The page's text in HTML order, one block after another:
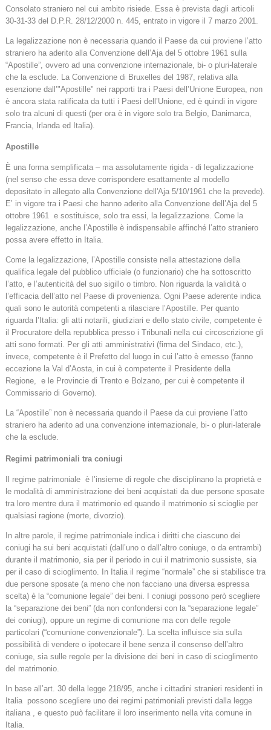
Consolato straniero nel cui ambito risiede. Essa è prevista dagli articoli
30-31-33 del D.P.R. 28/12/2000 n. 445, entrato in vigore il 7 marzo 2001.
La legalizzazione non è necessaria quando il Paese da cui proviene l’atto
straniero ha aderito alla Convenzione dell’Aja del 5 ottobre 1961 sulla
“Apostille”, ovvero ad una convenzione internazionale, bi- o pluri-laterale
che la esclude. La Convenzione di Bruxelles del 1987, relativa alla
esenzione dall’"Apostille" nei rapporti tra i Paesi dell’Unione Europea, non
è ancora stata ratificata da tutti i Paesi dell’Unione, ed è quindi in vigore
solo tra alcuni di questi (per ora è in vigore solo tra Belgio, Danimarca,
Francia, Irlanda ed Italia).
Apostille
È una forma semplificata – ma assolutamente rigida - di legalizzazione
(nel senso che essa deve corrispondere esattamente al modello
depositato in allegato alla Convenzione dell'Aja 5/10/1961 che la prevede).
E’ in vigore tra i Paesi che hanno aderito alla Convenzione dell’Aja del 5
ottobre 1961 e sostituisce, solo tra essi, la legalizzazione. Come la
legalizzazione, anche l’Apostille è indispensabile affinché l’atto straniero
possa avere effetto in Italia.
Come la legalizzazione, l’Apostille consiste nella attestazione della
qualifica legale del pubblico ufficiale (o funzionario) che ha sottoscritto
l’atto, e l’autenticità del suo sigillo o timbro. Non riguarda la validità o
l’efficacia dell’atto nel Paese di provenienza. Ogni Paese aderente indica
quali sono le autorità competenti a rilasciare l’Apostille. Per quanto
riguarda l’Italia: gli atti notarili, giudiziari e dello stato civile, competente è
il Procuratore della repubblica presso i Tribunali nella cui circoscrizione gli
atti sono formati. Per gli atti amministrativi (firma del Sindaco, etc.),
invece, competente è il Prefetto del luogo in cui l’atto è emesso (fanno
eccezione la Val d’Aosta, in cui è competente il Presidente della
Regione, e le Provincie di Trento e Bolzano, per cui è competente il
Commissario di Governo).
La “Apostille” non è necessaria quando il Paese da cui proviene l’atto
straniero ha aderito ad una convenzione internazionale, bi- o pluri-laterale
che la esclude.
Regimi patrimoniali tra coniugi
Il regime patrimoniale è l’insieme di regole che disciplinano la proprietà e
le modalità di amministrazione dei beni acquistati da due persone sposate
tra loro mentre dura il matrimonio ed quando il matrimonio si scioglie per
qualsiasi ragione (morte, divorzio).
In altre parole, il regime patrimoniale indica i diritti che ciascuno dei
coniugi ha sui beni acquistati (dall’uno o dall’altro coniuge, o da entrambi)
durante il matrimonio, sia per il periodo in cui il matrimonio sussiste, sia
per il caso di scioglimento. In Italia il regime “normale” che si stabilisce tra
due persone sposate (a meno che non facciano una diversa espressa
scelta) è la “comunione legale” dei beni. I coniugi possono però scegliere
la “separazione dei beni” (da non confondersi con la “separazione legale”
dei coniugi), oppure un regime di comunione ma con delle regole
particolari (“comunione convenzionale”). La scelta influisce sia sulla
possibilità di vendere o ipotecare il bene senza il consenso dell’altro
coniuge, sia sulle regole per la divisione dei beni in caso di scioglimento
del matrimonio.
In base all’art. 30 della legge 218/95, anche i cittadini stranieri residenti in
Italia possono scegliere uno dei regimi patrimoniali previsti dalla legge
italiana , e questo può facilitare il loro inserimento nella vita comune in
Italia.